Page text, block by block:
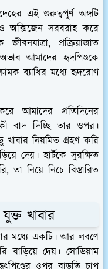
এই গুরুত্বপূর্ণ অঙ্গটি
অক্সিজেন সরবরাহ করে
প্রক্রিয়াজাত
আমাদের হৃদপিণ্ডকে
ব্যাধির মধ্যে হৃদরোগ
আমাদের প্রতিদিনের
বাদ দিচ্ছি তার ওপর।
নিয়মিত গ্রহণ করি
দেয়। হার্টকে সুরক্ষিত
নিয়ে নিচে বিস্তারিত
খাবার
মধ্যে একটি। আর লবণে
বাড়িয়ে দেয়। সোডিয়াম